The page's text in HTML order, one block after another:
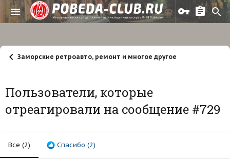
Заморские ретроавто, ремонт и многое другое
Пользователи, которые
отреагировали на сообщение #729
Все (2) Спасибо (2)